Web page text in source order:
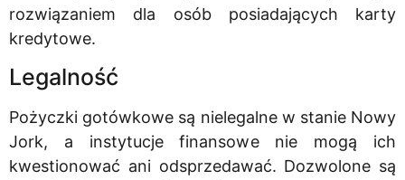
rozwiązaniem dla osób posiadających karty
kredytowe.
Legalność
Pożyczki gotówkowe są nielegalne w stanie Nowy
Jork, a instytucje finansowe nie mogą ich
kwestionować ani odsprzedawać. Dozwolone są